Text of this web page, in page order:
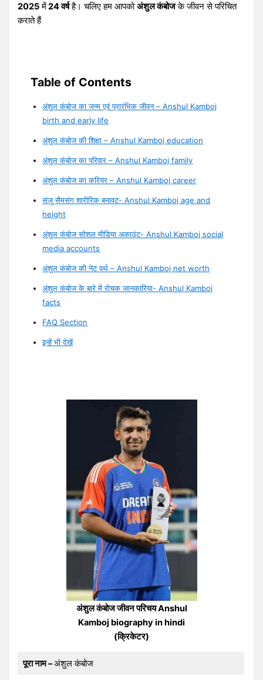
2025में24 वर्षहै। चलिए हम आपकोअंशुल कंबोजके जीवन से परिचित
कराते हैं
Table of Contents
अंशुल कंबोज का जन्म एवं प्रारंभिक जीवन – Anshul Kamboj
birth and early life
अंशुल कंबोज की शिक्षा – Anshul Kamboj education
अंशुल कंबोज का परिवार – Anshul Kamboj family
अंशुल कंबोज का करियर – Anshul Kamboj career
संजू सैमसंग शारीरिक बनावट- Anshul Kamboj age and
height
अंशुल कंबोज सोशल मीडिया अकाउंट- Anshul Kamboj social
media accounts
अंशुल कंबोज की नेट वर्थ – Anshul Kamboj net worth
अंशुल कंबोज के बारे में रोचक जानकारिया- Anshul Kamboj
facts
FAQ Section
इन्हें भी देखें
अंशुल कंबोज जीवन परिचय Anshul
Kamboj biography in hindi
(क्रिकेटर)
पूरा नाम –अंशुल कंबोज